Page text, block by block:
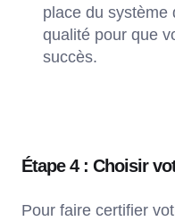
place du système
qualité pour que
succès.
Étape 4 : Choisir
Pour faire certifier